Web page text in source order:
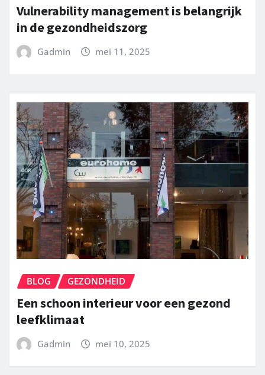
Vulnerability management is belangrijk
in de gezondheidszorg
Gadmin mei 11, 2025
BLOG GEZONDHEID
Een schoon interieur voor een gezond
leefklimaat
Gadmin mei 10, 2025